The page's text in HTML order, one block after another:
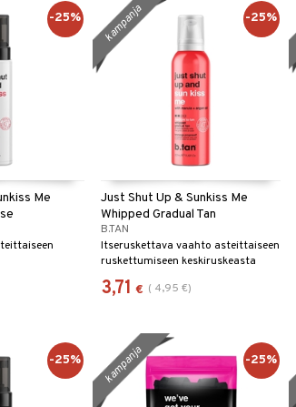
Me
-25%
Just Shut Up & Sunkiss Me
Whipped Gradual Tan
B.TAN
Itseruskettava vaahto asteittaiseen
ruskettumiseen keskiruskeasta
tummanruskeaan.
3,71 € ( 4,95 €)
kampanja -25%
-25% kampanja -25%